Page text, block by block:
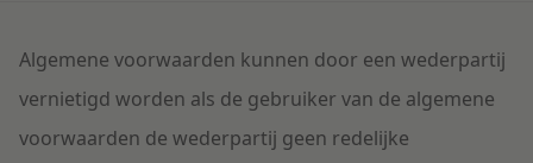
Algemene voorwaarden kunnen door een wederpartij
vernietigd worden als de gebruiker van de algemene
voorwaarden de wederpartij geen redelijke